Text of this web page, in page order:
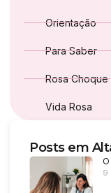
Orientação
Para Saber
Rosa Choque
Vida Rosa
Posts em
9